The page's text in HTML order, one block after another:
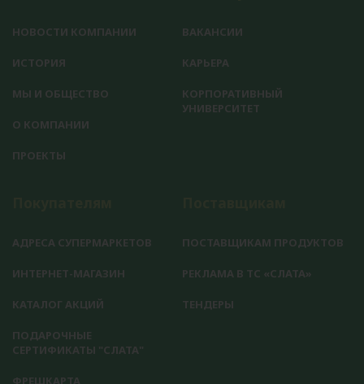
НОВОСТИ КОМПАНИИ
ИСТОРИЯ
МЫ И ОБЩЕСТВО
О КОМПАНИИ
ПРОЕКТЫ
ВАКАНСИИ
КАРЬЕРА
КОРПОРАТИВНЫЙ
УНИВЕРСИТЕТ
АДРЕСА СУПЕРМАРКЕТОВ
ИНТЕРНЕТ-МАГАЗИН
КАТАЛОГ АКЦИЙ
ПОДАРОЧНЫЕ
СЕРТИФИКАТЫ "СЛАТА"
ФРЕШКАРТА
ПОСТАВЩИКАМ ПРОДУКТОВ
РЕКЛАМА В ТС «СЛАТА»
ТЕНДЕРЫ